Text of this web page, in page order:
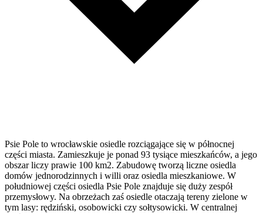
Psie Pole to wrocławskie osiedle rozciągające się w północnej
części miasta. Zamieszkuje je ponad 93 tysiące mieszkańców, a jego
obszar liczy prawie 100 km2. Zabudowę tworzą liczne osiedla
domów jednorodzinnych i willi oraz osiedla mieszkaniowe. W
południowej części osiedla Psie Pole znajduje się duży zespół
przemysłowy. Na obrzeżach zaś osiedle otaczają tereny zielone w
tym lasy: rędziński, osobowicki czy sołtysowicki. W centralnej